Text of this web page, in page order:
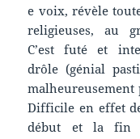
e voix, révèle
religieuses, au
C’est futé et
drôle (génial
malheureusement
Difficile en effet
début et la fin